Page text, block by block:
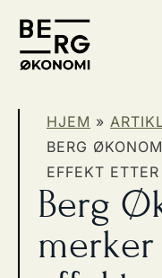
HJEM »
BERG
EFFEKT
Berg